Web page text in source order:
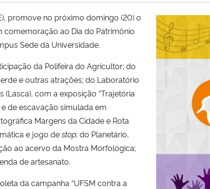
promove no próximo domingo (20) o
comemoração ao Dia do Patrimônio
Sede da Universidade.
da Polifeira do Agricultor; do
e outras atrações; do Laboratório
(Lasca), com a exposição “Trajetória
de escavação simulada em
Margens da Cidade e Rota
e jogo destop; do Planetário,
ao acervo da Mostra Morfológica;
de artesanato.
da campanha “UFSM contra a